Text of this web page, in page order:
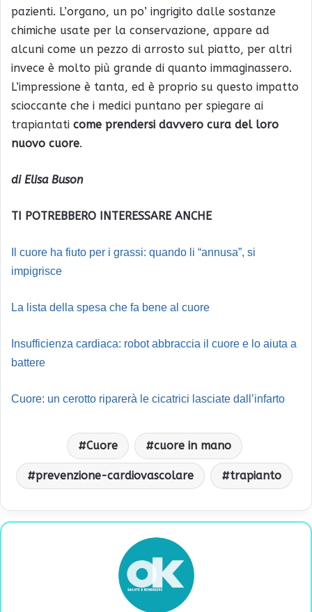
pazienti. L’organo, un po’ ingrigito dalle sostanze
chimiche usate per la conservazione, appare ad
alcuni come un pezzo di arrosto sul piatto, per altri
invece è molto più grande di quanto immaginassero.
L’impressione è tanta, ed è proprio su questo impatto
scioccante che i medici puntano per spiegare ai
trapiantati come prendersi davvero cura del loro
nuovo cuore.
di Elisa Buson
TI POTREBBERO INTERESSARE ANCHE
Il cuore ha fiuto per i grassi: quando li “annusa”, si
impigrisce
La lista della spesa che fa bene al cuore
Insufficienza cardiaca: robot abbraccia il cuore e lo aiuta a
battere
Cuore: un cerotto riparerà le cicatrici lasciate dall’infarto
Cuore cuore in mano
prevenzione-cardiovascolare trapianto